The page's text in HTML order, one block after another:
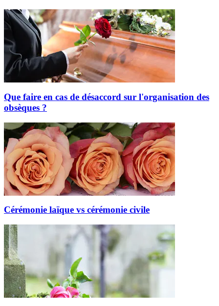
Que faire en cas de désaccord sur l'organisation des
obsèques ?
Cérémonie laïque vs cérémonie civile